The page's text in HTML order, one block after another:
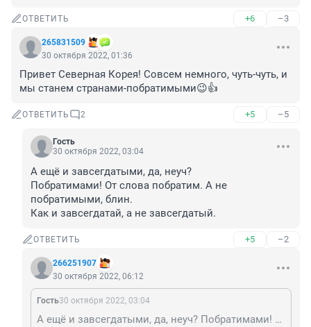
ОТВЕТИТЬ +6 –3
265831509
30 октября 2022, 01:36
Привет Северная Корея! Совсем немного, чуть-чуть, и
мы станем странами-побратимыми😉👍
ОТВЕТИТЬ 2 +5 –5
Гость
30 октября 2022, 03:04
А ещё и завсегдатыми, да, неуч?
Побратимами! От слова побратим. А не
побратимыми, блин.
Как и завсегдатай, а не завсегдатый.
ОТВЕТИТЬ +5 –2
266251907
30 октября 2022, 06:12
Гость30 октября 2022, 03:04
А ещё и завсегдатыми, да, неуч? Побратимами! От слова побратим. А не побратимыми, блин. Как и завсегдатай, а не завсегдатый.